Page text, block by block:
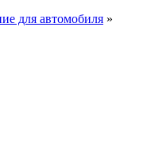
для автомобиля »